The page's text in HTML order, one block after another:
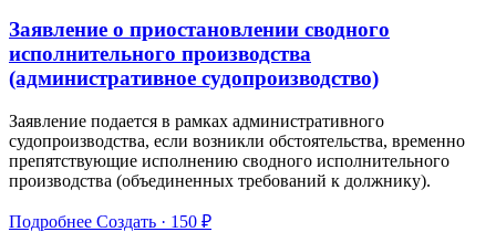
Заявление о приостановлении сводного
исполнительного производства
(административное судопроизводство)
Заявление подается в рамках административного
судопроизводства, если возникли обстоятельства, временно
препятствующие исполнению сводного исполнительного
производства (объединенных требований к должнику).
Подробнее Создать · 150 ₽